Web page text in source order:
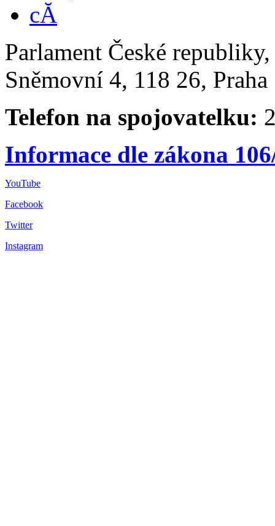
Parlament České
Sněmovní 4, 118 26,
Telefon na spojovatelku:
Informace dle zákona
YouTube
Facebook
Twitter
Instagram